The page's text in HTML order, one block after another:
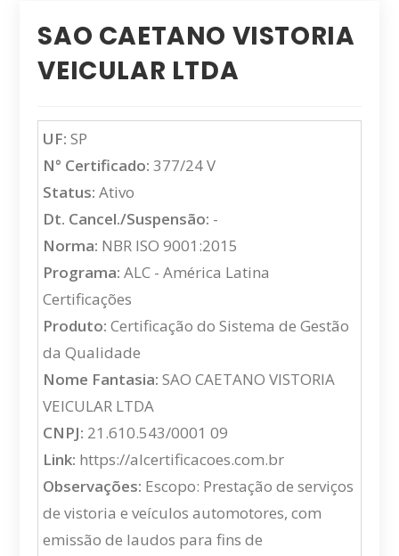
SAO CAETANO VISTORIA
VEICULAR LTDA
UF: SP
N° Certificado: 377/24 V
Status: Ativo
Dt. Cancel./Suspensão: -
Norma: NBR ISO 9001:2015
Programa: ALC - América Latina
Certificações
Produto: Certificação do Sistema de Gestão
da Qualidade
Nome Fantasia: SAO CAETANO VISTORIA
VEICULAR LTDA
CNPJ: 21.610.543/0001 09
Link: https://alcertificacoes.com.br
Observações: Escopo: Prestação de serviços
de vistoria e veículos automotores, com
emissão de laudos para fins de